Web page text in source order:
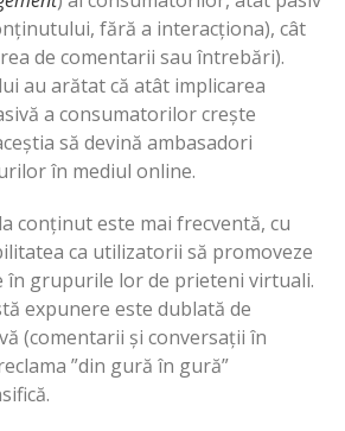
fără a interacționa), cât
de comentarii sau întrebări).
au arătat că atât implicarea
a consumatorilor crește
să devină ambasadori
în mediul online.
conținut este mai frecventă, cu
ca utilizatorii să promoveze
grupurile lor de prieteni virtuali.
expunere este dublată de
(comentarii și conversații în
”din gură în gură”